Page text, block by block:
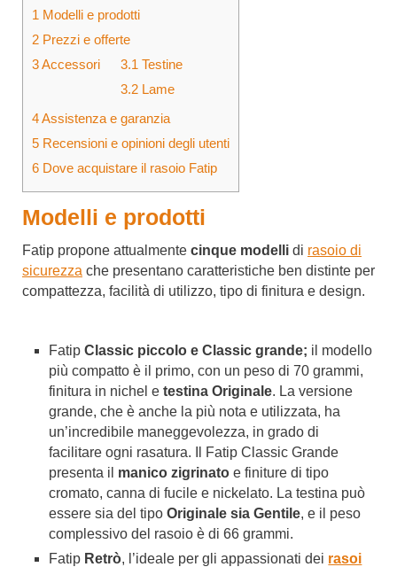
1 Modelli e prodotti
2 Prezzi e offerte
3Accessori 3.1 Testine
3.2Lame
4Assistenza e garanzia
5 Recensioni e opinioni degli utenti
6 Dove acquistare il rasoio Fatip
Modelli e prodotti
Fatip propone attualmente cinque modelli di rasoio di
sicurezza che presentano caratteristiche ben distinte per
compattezza, facilità di utilizzo, tipo di finitura e design.
FatipClassic piccolo e Classic grande; il modello
più compatto è il primo, con un peso di 70 grammi,
finitura in nichel e testina Originale. La versione
grande, che è anche la più nota e utilizzata, ha
un’incredibile maneggevolezza, in grado di
facilitare ogni rasatura. Il Fatip Classic Grande
presenta il manico zigrinatoe finiture di tipo
cromato, canna di fucile e nickelato. La testina può
essere sia del tipoOriginale sia Gentile, e il peso
complessivo del rasoio è di 66 grammi.
Fatip Retrò, l’ideale per gli appassionati dei rasoi